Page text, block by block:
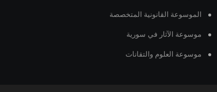
الموسوعة القانونية المتخصصة
موسوعة الآثار في سورية
موسوعة العلوم والتقانات